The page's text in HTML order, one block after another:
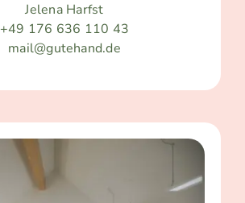
Jelena Harfst
+49 176 636 110 43
mail@gutehand.de